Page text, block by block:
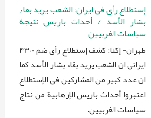
إستطلاع رأی فی ایران: الشعب یرید بقاء
بشار الأسد / أحداث باریس نتیجة
سیاسات الغربیین
طهران- إکنا: کشف إستطلاع رأی ضم 4300
ایرانی ان الشعب یرید بقاء بشار الأسد کما
ان عدد کبیر من المشارکین فی الإستطلاع
اعتبروا أحداث باریس الإرهابیة من نتاج
سیاسات الغربیین.